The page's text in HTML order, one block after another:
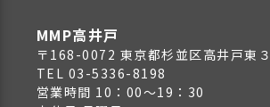
MMP高井戸
〒168-0072 東京都杉並区高井戸東
TEL 03-5336-8198
営業時間 10：00～19：30